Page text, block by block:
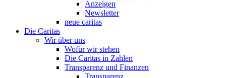
Anzeigen
Newsletter
neue caritas
Die Caritas
Wir über uns
Wofür wir stehen
Die Caritas in Zahlen
Transparenz und Finanzen